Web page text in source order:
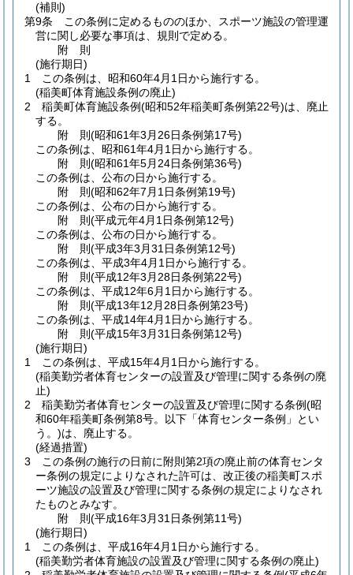
(補則)
第9条
この条例に定めるもののほか、スポーツ施設の管理運
営に関し必要な事項は、規則で定める。
附 則
(施行期日)
1
この条例は、昭和60年4月1日から施行する。
(稲美町体育施設条例の廃止)
2
稲美町体育施設条例(昭和52年稲美町条例第22号)は、廃止
する。
附 則(昭和61年3月26日条例第17号)
この条例は、昭和61年4月1日から施行する。
附 則(昭和61年5月24日条例第36号)
この条例は、公布の日から施行する。
附 則(昭和62年7月1日条例第19号)
この条例は、公布の日から施行する。
附 則(平成元年4月1日条例第12号)
この条例は、公布の日から施行する。
附 則(平成3年3月31日条例第12号)
この条例は、平成3年4月1日から施行する。
附 則(平成12年3月28日条例第22号)
この条例は、平成12年6月1日から施行する。
附 則(平成13年12月28日条例第23号)
この条例は、平成14年4月1日から施行する。
附 則(平成15年3月31日条例第12号)
(施行期日)
1
この条例は、平成15年4月1日から施行する。
(稲美勤労者体育センターの設置及び管理に関する条例の廃
止)
2
稲美勤労者体育センターの設置及び管理に関する条例(昭
和60年稲美町条例第8号。以下「体育センター条例」とい
う。)は、廃止する。
(経過措置)
3
この条例の施行の日前に附則第2項の廃止前の体育センタ
ー条例の規定によりなされた許可は、改正後の稲美町スポ
ーツ施設の設置及び管理に関する条例の規定によりなされ
たものとみなす。
附 則(平成16年3月31日条例第11号)
(施行期日)
1
この条例は、平成16年4月1日から施行する。
(稲美勤労者体育施設の設置及び管理に関する条例の廃止)